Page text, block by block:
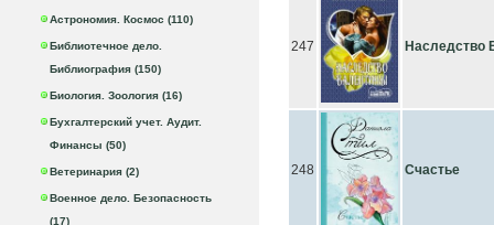
Астрономия. Космос (110)
Библиотечное дело.
Библиография (150)
Биология. Зоология (16)
Бухгалтерский учет. Аудит.
Финансы (50)
Ветеринария (2)
Военное дело. Безопасность
(17)
247 Наследство
248 Счастье